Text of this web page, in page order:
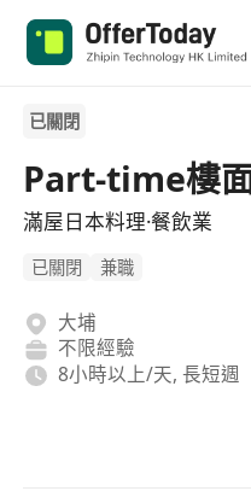
已關閉
Part-time樓
滿屋日本料理·餐飲業
已關閉 兼職
大埔
不限經驗
8小時以上/天, 長短週